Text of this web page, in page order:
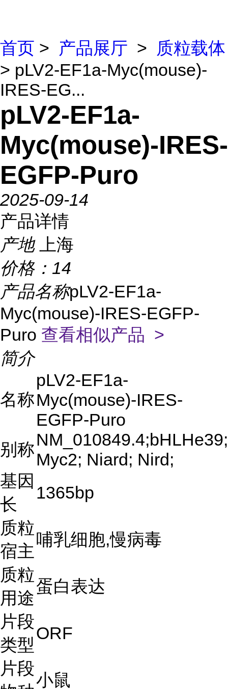
首页 > 产品展厅 >
质粒载体
> pLV2-EF1a-Myc(mouse)-
IRES-EG...
pLV2-EF1a-
Myc(mouse)-IRES-
EGFP-Puro
2025-09-14
产品详情
产地
上海
价格： 14
产品名称pLV2-EF1a-
Myc(mouse)-IRES-EGFP-
Puro 查看相似产品 >
简介
名称
pLV2-EF1a-
Myc(mouse)-IRES-
EGFP-Puro
别称NM_010849.4;bHLHe39;
Myc2; Niard; Nird;
基因
长
1365bp
质粒
宿主
哺乳细胞,慢病毒
质粒
用途
蛋白表达
片段
类型
ORF
片段
小鼠